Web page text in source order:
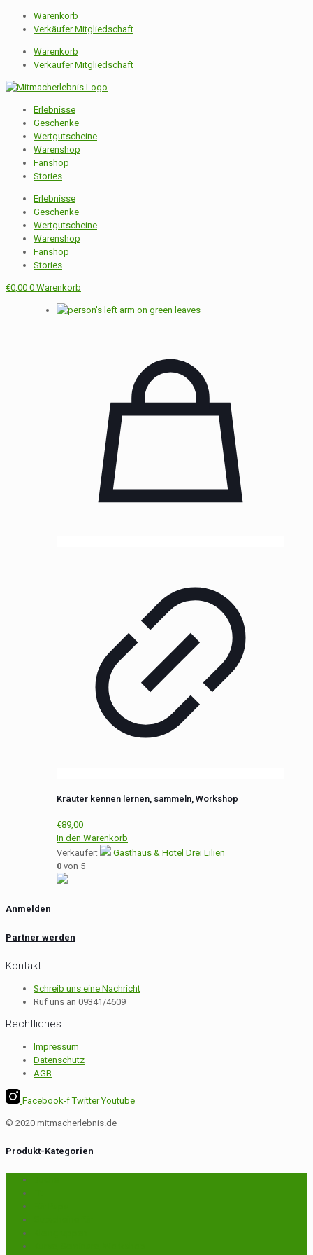
Warenkorb
Verkäufer Mitgliedschaft
Warenkorb
Verkäufer Mitgliedschaft
Erlebnisse
Geschenke
Wertgutscheine
Warenshop
Fanshop
Stories
Erlebnisse
Geschenke
Wertgutscheine
Warenshop
Fanshop
Stories
€0,00 0 Warenkorb
Kräuter kennen lernen, sammeln, Workshop
€89,00
In den Warenkorb
Verkäufer:
Gasthaus & Hotel Drei Lilien
0 von 5
Anmelden
Partner werden
Kontakt
Schreib uns eine Nachricht
Ruf uns an 09341/4609
Rechtliches
Impressum
Datenschutz
AGB
Facebook-f Twitter Youtube
© 2020 mitmacherlebnis.de
Produkt-Kategorien